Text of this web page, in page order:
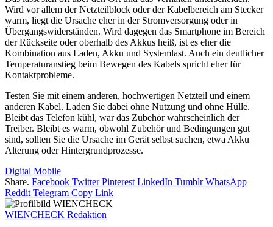
Wird vor allem der Netzteilblock oder der Kabelbereich am Stecker
warm, liegt die Ursache eher in der Stromversorgung oder in
Übergangswiderständen. Wird dagegen das Smartphone im Bereich
der Rückseite oder oberhalb des Akkus heiß, ist es eher die
Kombination aus Laden, Akku und Systemlast. Auch ein deutlicher
Temperaturanstieg beim Bewegen des Kabels spricht eher für
Kontaktprobleme.
Testen Sie mit einem anderen, hochwertigen Netzteil und einem
anderen Kabel. Laden Sie dabei ohne Nutzung und ohne Hülle.
Bleibt das Telefon kühl, war das Zubehör wahrscheinlich der
Treiber. Bleibt es warm, obwohl Zubehör und Bedingungen gut
sind, sollten Sie die Ursache im Gerät selbst suchen, etwa Akku
Alterung oder Hintergrundprozesse.
Digital Mobile
Share. Facebook Twitter Pinterest LinkedIn Tumblr WhatsApp
Reddit Telegram Copy Link
WIENCHECK Redaktion